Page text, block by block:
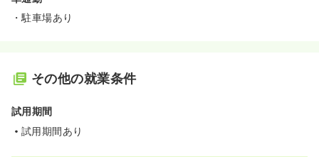
・駐車場あり
その他の就業条件
試用期間
試用期間あり